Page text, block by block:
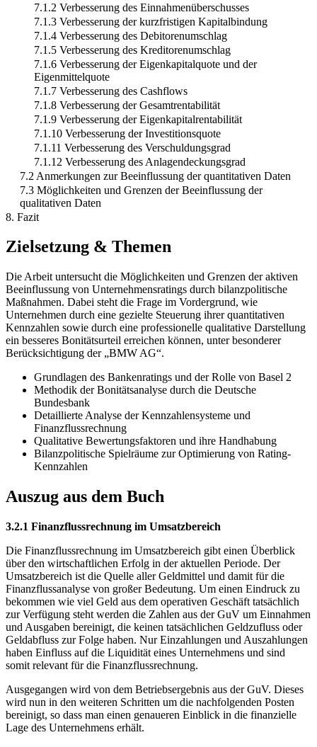
7.1.2 Verbesserung des Einnahmenüberschusses
7.1.3 Verbesserung der kurzfristigen Kapitalbindung
7.1.4 Verbesserung des Debitorenumschlag
7.1.5 Verbesserung des Kreditorenumschlag
7.1.6 Verbesserung der Eigenkapitalquote und der
Eigenmittelquote
7.1.7 Verbesserung des Cashflows
7.1.8 Verbesserung der Gesamtrentabilität
7.1.9 Verbesserung der Eigenkapitalrentabilität
7.1.10 Verbesserung der Investitionsquote
7.1.11 Verbesserung des Verschuldungsgrad
7.1.12 Verbesserung des Anlagendeckungsgrad
7.2 Anmerkungen zur Beeinflussung der quantitativen Daten
7.3 Möglichkeiten und Grenzen der Beeinflussung der
qualitativen Daten
8. Fazit
Zielsetzung & Themen
Die Arbeit untersucht die Möglichkeiten und Grenzen der aktiven
Beeinflussung von Unternehmensratings durch bilanzpolitische
Maßnahmen. Dabei steht die Frage im Vordergrund, wie
Unternehmen durch eine gezielte Steuerung ihrer quantitativen
Kennzahlen sowie durch eine professionelle qualitative Darstellung
ein besseres Bonitätsurteil erreichen können, unter besonderer
Berücksichtigung der „BMW AG“.
Grundlagen des Bankenratings und der Rolle von Basel 2
Methodik der Bonitätsanalyse durch die Deutsche
Bundesbank
Detaillierte Analyse der Kennzahlensysteme und
Finanzflussrechnung
Qualitative Bewertungsfaktoren und ihre Handhabung
Bilanzpolitische Spielräume zur Optimierung von Rating-
Kennzahlen
Auszug aus dem Buch
3.2.1 Finanzflussrechnung im Umsatzbereich
Die Finanzflussrechnung im Umsatzbereich gibt einen Überblick
über den wirtschaftlichen Erfolg in der aktuellen Periode. Der
Umsatzbereich ist die Quelle aller Geldmittel und damit für die
Finanzflussanalyse von großer Bedeutung. Um einen Eindruck zu
bekommen wie viel Geld aus dem operativen Geschäft tatsächlich
zur Verfügung steht werden die Zahlen aus der GuV um Einnahmen
und Ausgaben bereinigt, die keinen tatsächlichen Geldzufluss oder
Geldabfluss zur Folge haben. Nur Einzahlungen und Auszahlungen
haben Einfluss auf die Liquidität eines Unternehmens und sind
somit relevant für die Finanzflussrechnung.
Ausgegangen wird von dem Betriebsergebnis aus der GuV. Dieses
wird nun in den weiteren Schritten um die nachfolgenden Posten
bereinigt, so dass man einen genaueren Einblick in die finanzielle
Lage des Unternehmens erhält.